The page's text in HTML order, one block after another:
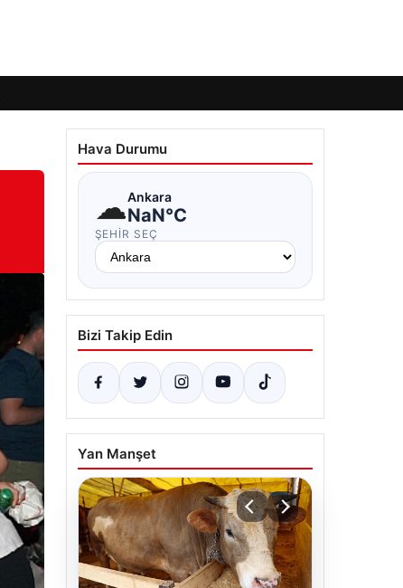
Hava Durumu
☁Ankara
NaN°C
ŞEHIR SEÇ
Bizi Takip Edin
Yan Manşet